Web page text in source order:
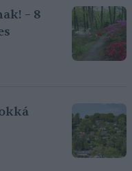
– 8